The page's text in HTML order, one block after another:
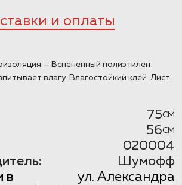
и оплаты
— Вспененный полиэтилен
влагу. Влагостойкий клей. Лист
75CM
56CM
020004
Шумофф
в
ул. Александра